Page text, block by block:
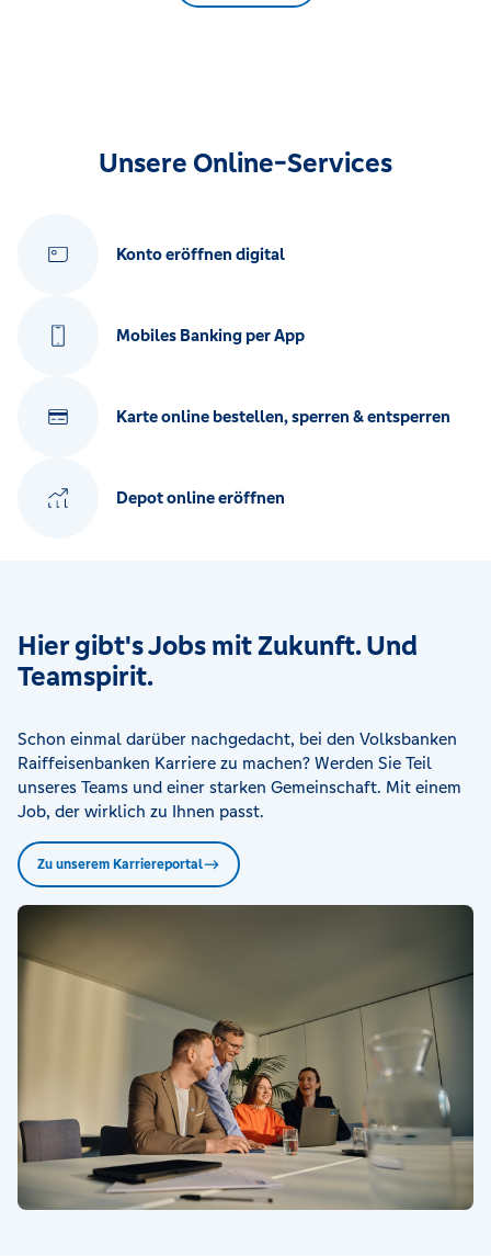
Unsere Online-Services
Konto eröffnen digital
Mobiles Banking per App
Karte online bestellen, sperren & entsperren
Depot online eröffnen
Hier gibt's Jobs mit Zukunft. Und
Teamspirit.
Schon einmal darüber nachgedacht, bei den Volksbanken
Raiffeisenbanken Karriere zu machen? Werden Sie Teil
unseres Teams und einer starken Gemeinschaft. Mit einem
Job, der wirklich zu Ihnen passt.
Zu unserem Karriereportal